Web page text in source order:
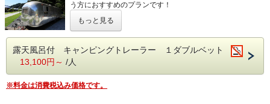
庫 冷凍庫 ヘアドライヤもございます。金庫はございませ
ん。（食器 ハサミ トング等はお部屋に設置されておりま
お楽しみください キャンピングトレーラ内１７㎡ ウッド
デッキ３３．５㎡◆キャンプファイヤー…毎日開催（１９：
３０～２０：３０）
※雨天・強風の場合は中止となります。
◆駐車場は１台無料 ２台目から１台につき１０００円かか
う方におすすめのプランです！
ご家族やご友人、大切な人たちと一緒にプライベートな空間
でのグランピングをお楽しみください。
各部屋に空を見ながら入ることが出来る円型露天風呂、冷
暖房 トイレ、シャワー BBQスペース BBQグリルが設
ンが有りますので雨の日もおくつろぎいただけます。
キャンピングトレーラの中にはケトル コーヒーミル
もっと見る
露天風呂付 キャンピングトレーラー １ダブルベット
13,100円～ /人
※料金は消費税込み価格です。